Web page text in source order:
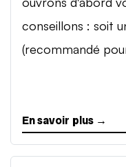
conseillons : soit
(recommandé
En savoir plus →